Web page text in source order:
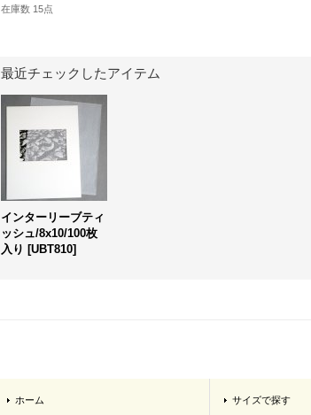
在庫数 15点
最近チェックしたアイテム
インターリーブティ
ッシュ/8x10/100枚
入り [UBT810]
ホーム サイズで探す